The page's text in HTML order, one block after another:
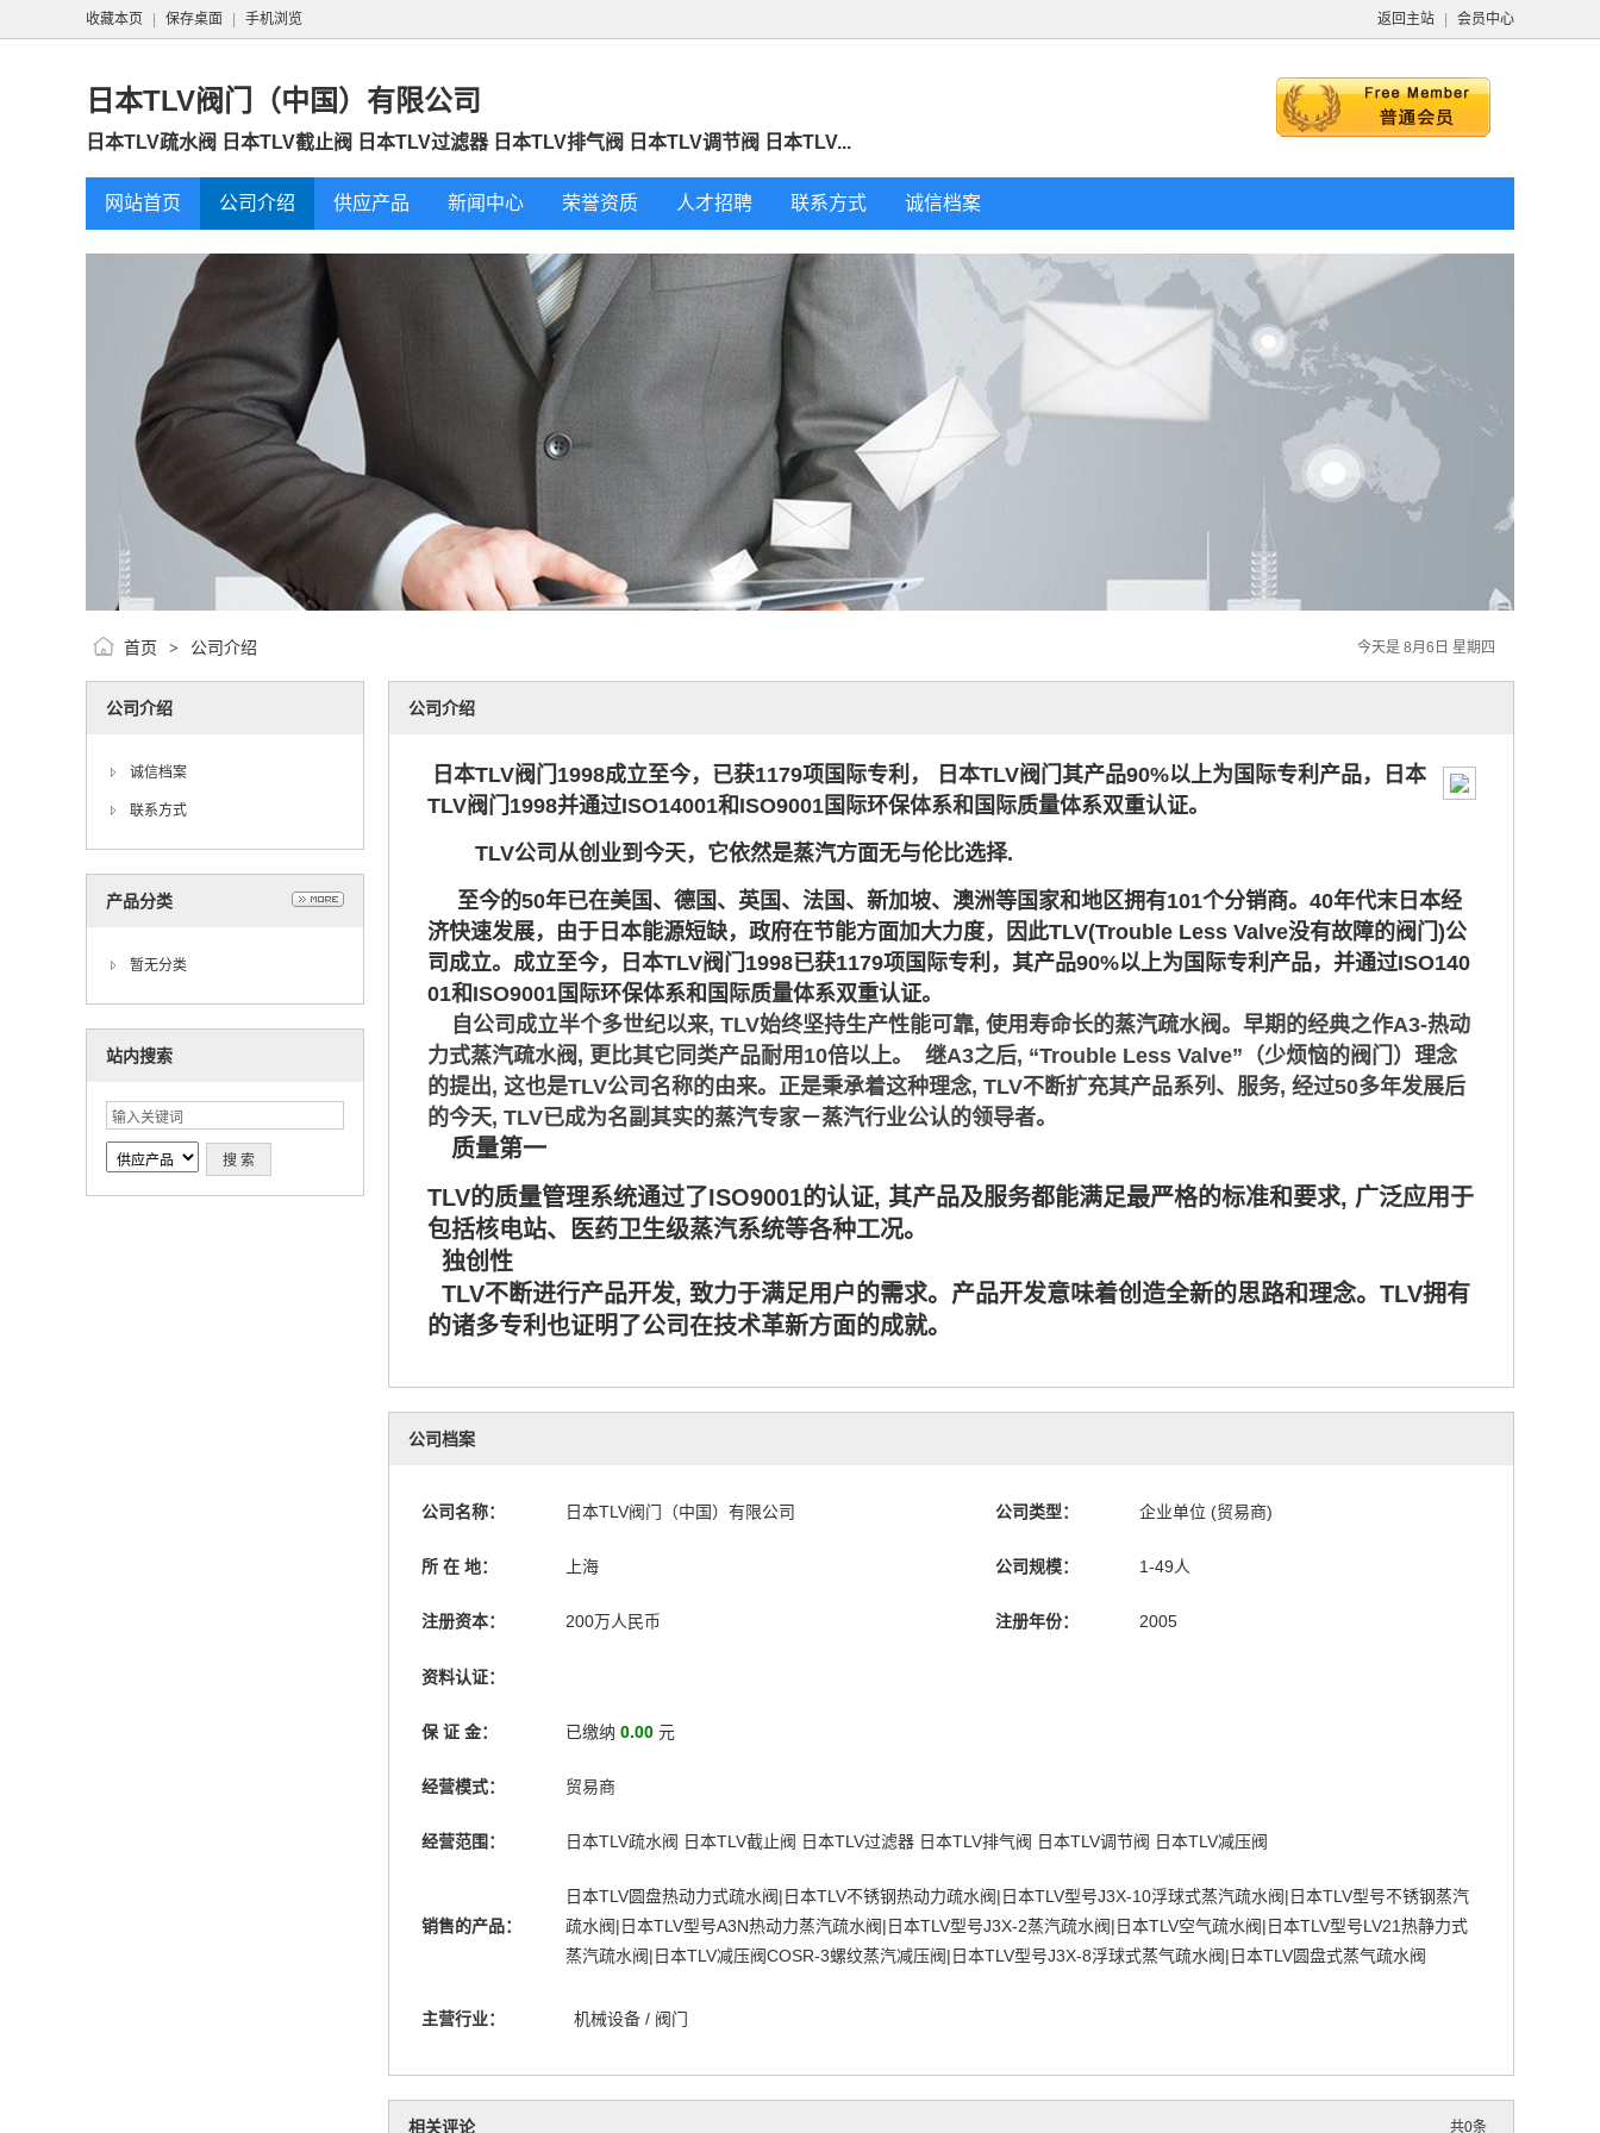
返回主站 会员中心
收藏本页 保存桌面 手机浏览
日本TLV阀门（中国）有限公司
日本TLV疏水阀 日本TLV截止阀 日本TLV过滤器 日本TLV排气阀 日本TLV调节阀 日本TLV...
网站首页 公司介绍 供应产品 新闻中心 荣誉资质 人才招聘 联系方式 诚信档案
今天是 8月6日 星期四
首页 > 公司介绍
公司介绍
诚信档案
联系方式
产品分类
暂无分类
站内搜索
公司介绍
日本TLV阀门1998成立至今，已获1179项国际专利， 日本TLV阀门其产品90%以上为国际专利产品，日本
TLV阀门1998并通过ISO14001和ISO9001国际环保体系和国际质量体系双重认证。
TLV公司从创业到今天，它依然是蒸汽方面无与伦比选择.
至今的50年已在美国、德国、英国、法国、新加坡、澳洲等国家和地区拥有101个分销商。40年代末日本经
济快速发展，由于日本能源短缺，政府在节能方面加大力度，因此TLV(Trouble Less Valve没有故障的阀门)公
司成立。成立至今，日本TLV阀门1998已获1179项国际专利，其产品90%以上为国际专利产品，并通过ISO140
01和ISO9001国际环保体系和国际质量体系双重认证。
自公司成立半个多世纪以来, TLV始终坚持生产性能可靠, 使用寿命长的蒸汽疏水阀。早期的经典之作A3-热动
力式蒸汽疏水阀, 更比其它同类产品耐用10倍以上。 继A3之后, “Trouble Less Valve”（少烦恼的阀门）理念
的提出, 这也是TLV公司名称的由来。正是秉承着这种理念, TLV不断扩充其产品系列、服务, 经过50多年发展后
的今天, TLV已成为名副其实的蒸汽专家－蒸汽行业公认的领导者。
质量第一
TLV的质量管理系统通过了ISO9001的认证, 其产品及服务都能满足最严格的标准和要求, 广泛应用于
包括核电站、医药卫生级蒸汽系统等各种工况。
独创性
TLV不断进行产品开发, 致力于满足用户的需求。产品开发意味着创造全新的思路和理念。TLV拥有
的诸多专利也证明了公司在技术革新方面的成就。
公司档案
公司名称： 日本TLV阀门（中国）有限公司 公司类型： 企业单位 (贸易商)
所 在 地： 上海 公司规模： 1-49人
注册资本： 200万人民币 注册年份： 2005
资料认证：
保 证 金： 已缴纳 0.00 元
经营模式： 贸易商
经营范围： 日本TLV疏水阀 日本TLV截止阀 日本TLV过滤器 日本TLV排气阀 日本TLV调节阀 日本TLV减压阀
销售的产品：
日本TLV圆盘热动力式疏水阀|日本TLV不锈钢热动力疏水阀|日本TLV型号J3X-10浮球式蒸汽疏水阀|日本TLV型号不锈钢蒸汽
疏水阀|日本TLV型号A3N热动力蒸汽疏水阀|日本TLV型号J3X-2蒸汽疏水阀|日本TLV空气疏水阀|日本TLV型号LV21热静力式
蒸汽疏水阀|日本TLV减压阀COSR-3螺纹蒸汽减压阀|日本TLV型号J3X-8浮球式蒸气疏水阀|日本TLV圆盘式蒸气疏水阀
主营行业： 机械设备 / 阀门
共0条
相关评论